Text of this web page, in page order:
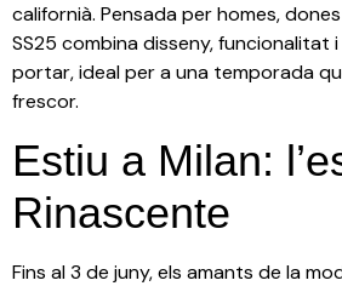
californià. Pensada per homes,
SS25 combina disseny, funcionalitat
portar, ideal per a una temporada
frescor.
Estiu a Milan:
Rinascente
Fins al 3 de juny, els amants de la